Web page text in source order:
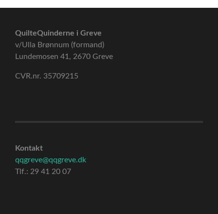
QuilteQuinderne i Greve
v/Ulla Brønnum (formand)
Lundemosen 41, 2670 Greve
CVR.nr. 35709215
Kontakt
qqgreve@qqgreve.dk
Tlf.: 29 41 20 07